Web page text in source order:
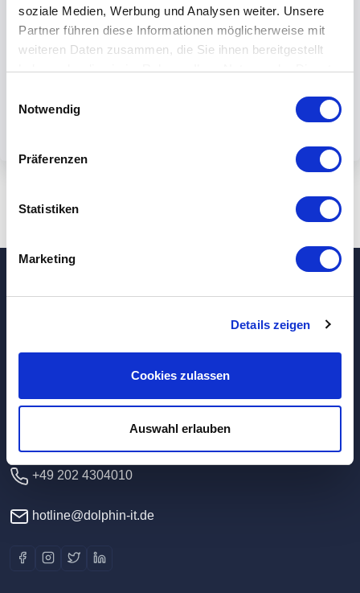
soziale Medien, Werbung und Analysen weiter. Unsere
Partner führen diese Informationen möglicherweise mit
weiteren Daten zusammen, die Sie ihnen bereitgestellt
haben oder die sie im Rahmen Ihrer Nutzung der Dienste
Notwendig
Präferenzen
Statistiken
Marketing
Details zeigen
Cookies zulassen
Auswahl erlauben
By submiting the form, you accept our
privacy policy.
Dolphin IT-Systeme e.K.
Clausewitzstr. 47A
+49 202 4304010
hotline@dolphin-it.de